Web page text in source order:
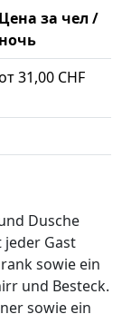
Цена за чел /
ночь
31,00 CHF
Dusche
Gast
sowie ein
und Besteck.
sowie ein